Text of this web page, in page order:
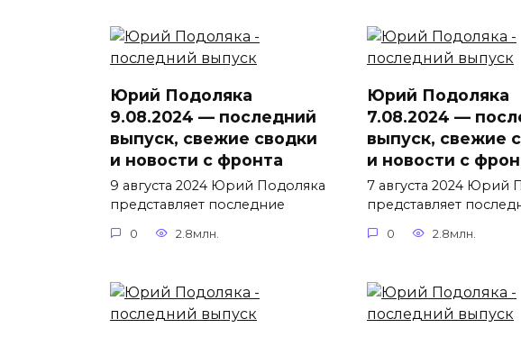
Юрий Подоляка
9.08.2024 — последний
выпуск, свежие сводки
и новости с фронта
9 августа 2024 Юрий Подоляка
представляет последние
0 2.8млн.
Юрий Подоляка
7.08.2024 —
выпуск, свежие
и новости с
7 августа 2024 Юрий
представляет
0 2.8млн.